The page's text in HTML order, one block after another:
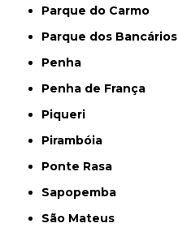
Parque do Carmo
Parque dos Bancários
Penha
Penha de França
Piqueri
Pirambóia
Ponte Rasa
Sapopemba
São Mateus